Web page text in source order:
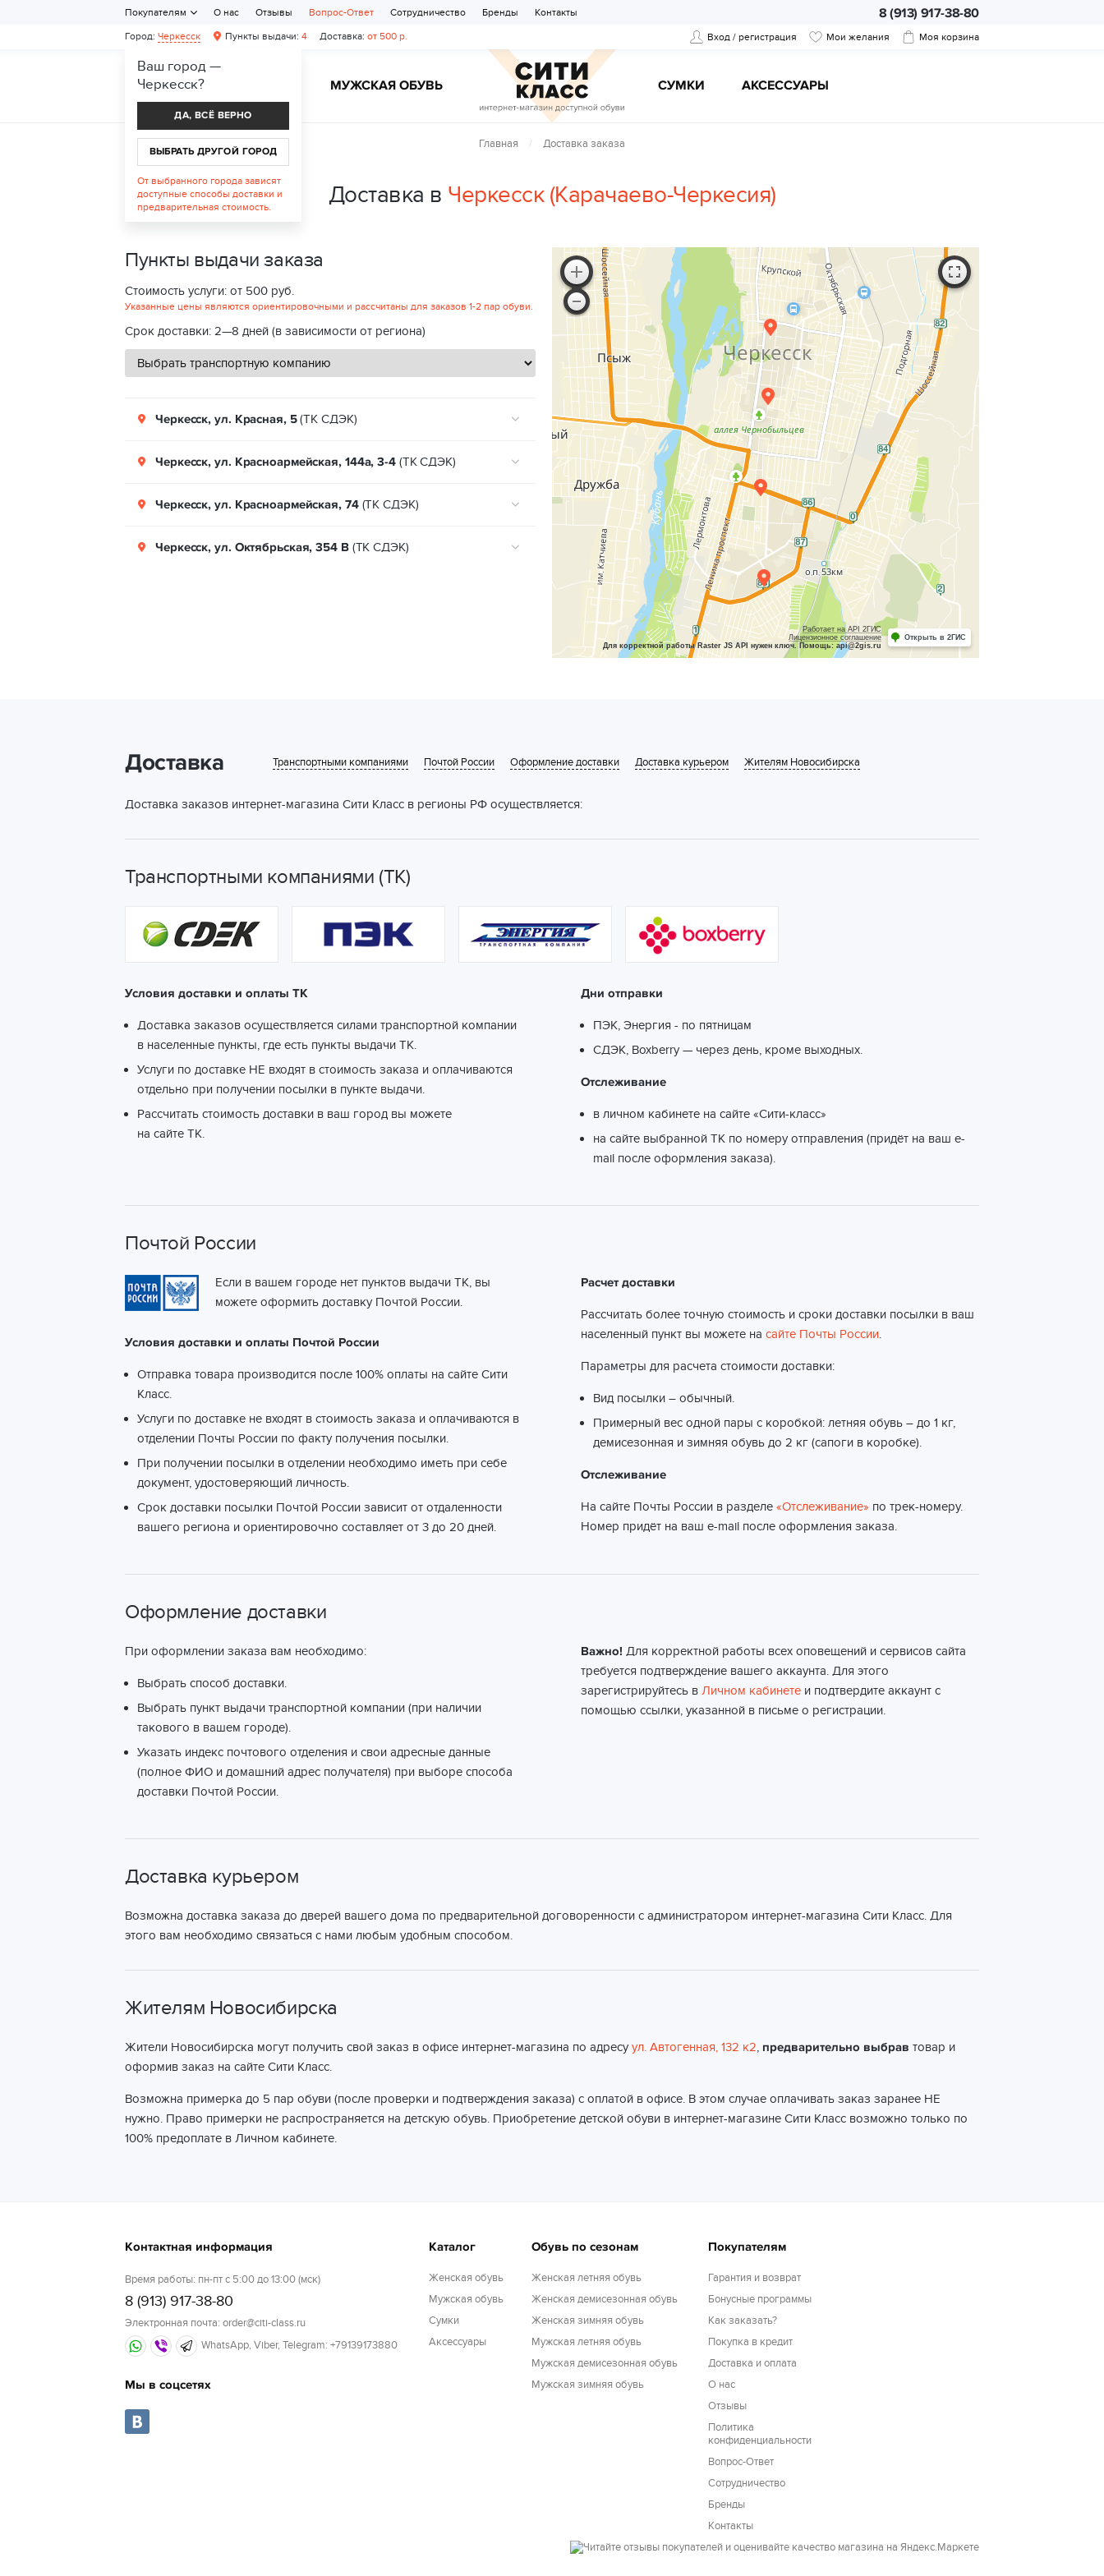
Вход / регистрация Мои желания Моя корзина
ЖЕНСКАЯ ОБУВЬ МУЖСКАЯ ОБУВЬ CУМКИ АКСЕССУАРЫ
Город: Черкесск Пункты выдачи: 4 Доставка: от 500 р.
8 (913) 917-38-80
Покупателям О нас Отзывы Вопрос-Ответ Сотрудничество Бренды Контакты
Главная Доставка заказа
Доставка в Черкесск (Карачаево-Черкесия)
Пункты выдачи заказа
Стоимость услуги: от 500 руб.
Указанные цены являются ориентировочными и рассчитаны для заказов 1-2 пар обуви.
Срок доставки: 2—8 дней (в зависимости от региона)
Черкесск, ул. Красная, 5(ТК СДЭК)
Черкесск, ул. Красноармейская, 144а, 3-4(ТК СДЭК)
Черкесск, ул. Красноармейская, 74(ТК СДЭК)
Черкесск, ул. Октябрьская, 354 В(ТК СДЭК)
Работает на API 2ГИС
Лицензионное соглашение
Для корректной работы Raster JS API нужен ключ. Помощь: api@2gis.ru
Открыть в 2ГИС
Доставка Транспортными компаниями Почтой России Оформление доставки Доставка курьером Жителям Новосибирска
Доставка заказов интернет-магазина Сити Класс в регионы РФ осуществляется:
Транспортными компаниями (ТК)
Условия доставки и оплаты ТК
Доставка заказов осуществляется силами транспортной компании
в населенные пункты, где есть пункты выдачи ТК.
Услуги по доставке НЕ входят в стоимость заказа и оплачиваются
отдельно при получении посылки в пункте выдачи.
Рассчитать стоимость доставки в ваш город вы можете
на сайте ТК.
Дни отправки
ПЭК, Энергия - по пятницам
СДЭК, Boxberry — через день, кроме выходных.
Отслеживание
в личном кабинете на сайте «Сити-класс»
на сайте выбранной ТК по номеру отправления (придёт на ваш e-
mail после оформления заказа).
Почтой России
Если в вашем городе нет пунктов выдачи ТК, вы
можете оформить доставку Почтой России.
Условия доставки и оплаты Почтой России
Отправка товара производится после 100% оплаты на сайте Сити
Класс.
Услуги по доставке не входят в стоимость заказа и оплачиваются в
отделении Почты России по факту получения посылки.
При получении посылки в отделении необходимо иметь при себе
документ, удостоверяющий личность.
Срок доставки посылки Почтой России зависит от отдаленности
вашего региона и ориентировочно составляет от 3 до 20 дней.
Расчет доставки
Рассчитать более точную стоимость и сроки доставки посылки в ваш
населенный пункт вы можете на сайте Почты России
Параметры для расчета стоимости доставки:
Вид посылки – обычный.
Примерный вес одной пары с коробкой: летняя обувь – до 1 кг,
демисезонная и зимняя обувь до 2 кг (сапоги в коробке).
Отслеживание
На сайте Почты России в разделе «Отслеживание» по трек-номеру.
Номер придёт на ваш e-mail после оформления заказа.
Оформление доставки
При оформлении заказа вам необходимо:
Выбрать способ доставки.
Выбрать пункт выдачи транспортной компании (при наличии
такового в вашем городе).
Указать индекс почтового отделения и свои адресные данные
(полное ФИО и домашний адрес получателя) при выборе способа
доставки Почтой России.
Важно! Для корректной работы всех оповещений и сервисов сайта
требуется подтверждение вашего аккаунта. Для этого
зарегистрируйтесь в Личном кабинете и подтвердите аккаунт с
помощью ссылки, указанной в письме о регистрации.
Доставка курьером
Возможна доставка заказа до дверей вашего дома по предварительной договоренности с администратором интернет-магазина Сити Класс. Для
этого вам необходимо связаться с нами любым удобным способом.
Жителям Новосибирска
Жители Новосибирска могут получить свой заказ в офисе интернет-магазина по адресуул. Автогенная, 132 к2 предварительно выбрав товар и
оформив заказ на сайте Сити Класс.
Возможна примерка до 5 пар обуви (после проверки и подтверждения заказа) с оплатой в офисе. В этом случае оплачивать заказ заранее НЕ
нужно. Право примерки не распространяется на детскую обувь. Приобретение детской обуви в интернет-магазине Сити Класс возможно только по
100% предоплате в Личном кабинете.
Контактная информация
Время работы: пн-пт с 5:00 до 13:00 (мск)
8 (913) 917-38-80
Электронная почта: order@citi-class.ru
WhatsApp, Viber, Telegram: +79139173880
Мы в соцсетях
Каталог
Женская обувь
Мужская обувь
Cумки
Аксессуары
Обувь по сезонам
Женская летняя обувь
Женская демисезонная обувь
Женская зимняя обувь
Мужская летняя обувь
Мужская демисезонная обувь
Мужская зимняя обувь
Покупателям
Гарантия и возврат
Бонусные программы
Как заказать?
Покупка в кредит
Доставка и оплата
О нас
Отзывы
Политика
конфиденциальности
Вопрос-Ответ
Сотрудничество
Бренды
Контакты
Ваш город —
Черкесск?
ДА, ВСЁ ВЕРНО
ВЫБРАТЬ ДРУГОЙ ГОРОД
От выбранного города зависят
доступные способы доставки и
предварительная стоимость.